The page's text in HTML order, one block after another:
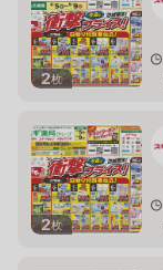
2枚
2枚